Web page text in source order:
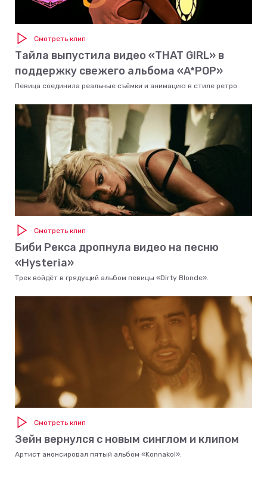
Смотреть клип
Тайла выпустила видео «THAT GIRL» в
поддержку свежего альбома «A*POP»
Певица соединила реальные съёмки и анимацию в стиле ретро.
Смотреть клип
Биби Рекса дропнула видео на песню
«Hysteria»
Трек войдёт в грядущий альбом певицы «Dirty Blonde».
Смотреть клип
Зейн вернулся с новым синглом и клипом
Артист анонсировал пятый альбом «Konnakol».